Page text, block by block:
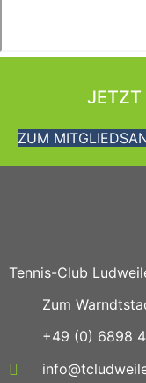
JETZT
ZUM
Tennis-Club
Zum
+49 (0) 6898